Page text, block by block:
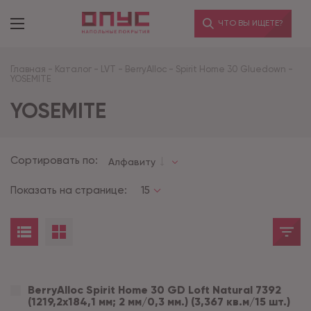
ЧТО ВЫ ИЩЕТЕ?
Главная - Каталог - LVT - BerryAlloc - Spirit Home 30 Gluedown -
YOSEMITE
YOSEMITE
Сортировать по: Алфавиту
Показать на странице: 15
BerryAlloc Spirit Home 30 GD Loft Natural 7392
(1219,2x184,1 мм; 2 мм/0,3 мм.) (3,367 кв.м/15 шт.)